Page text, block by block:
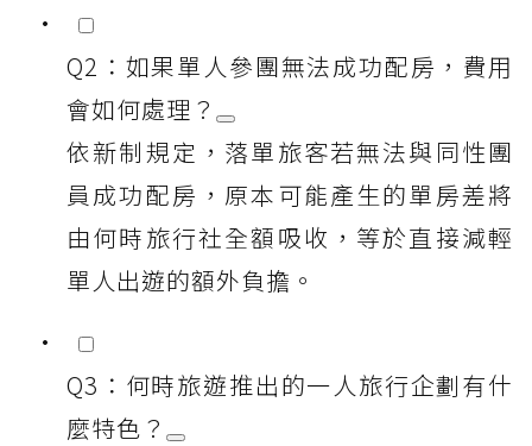
Q2：如果單人參團無法成功配房，費用
會如何處理？
依新制規定，落單旅客若無法與同性團
員成功配房，原本可能產生的單房差將
由何時旅行社全額吸收，等於直接減輕
單人出遊的額外負擔。
Q3：何時旅遊推出的一人旅行企劃有什
麼特色？